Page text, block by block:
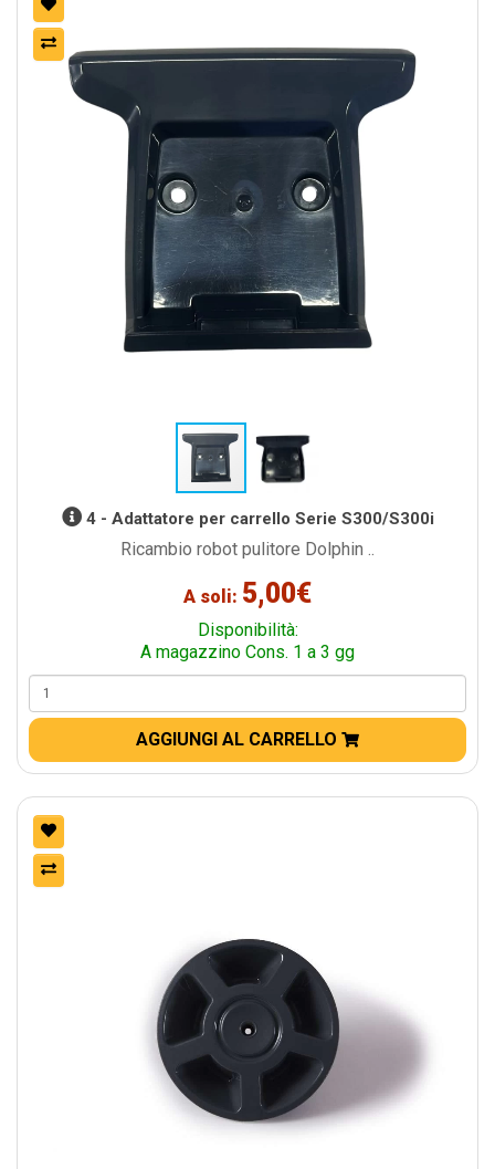
4 - Adattatore per carrello Serie S300/S300i
Ricambio robot pulitore Dolphin ..
A soli: 5,00€
Disponibilità:
A magazzino Cons. 1 a 3 gg
AGGIUNGI AL CARRELLO